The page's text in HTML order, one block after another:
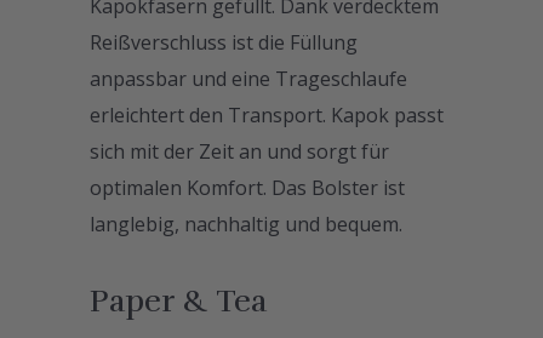
Kapokfasern gefüllt. Dank verdecktem
Reißverschluss ist die Füllung
anpassbar und eine Trageschlaufe
erleichtert den Transport. Kapok passt
sich mit der Zeit an und sorgt für
optimalen Komfort. Das Bolster ist
langlebig, nachhaltig und bequem.
Paper & Tea